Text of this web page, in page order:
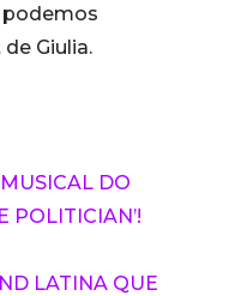
podemos
Giulia.
DO
POLITICIAN’!
LATINA QUE